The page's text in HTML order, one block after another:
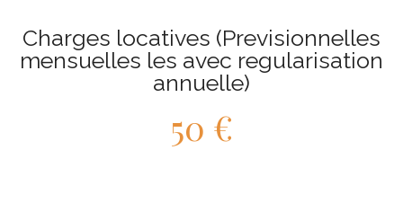
Charges locatives (Previsionnelles
mensuelles les avec regularisation
annuelle)
50 €